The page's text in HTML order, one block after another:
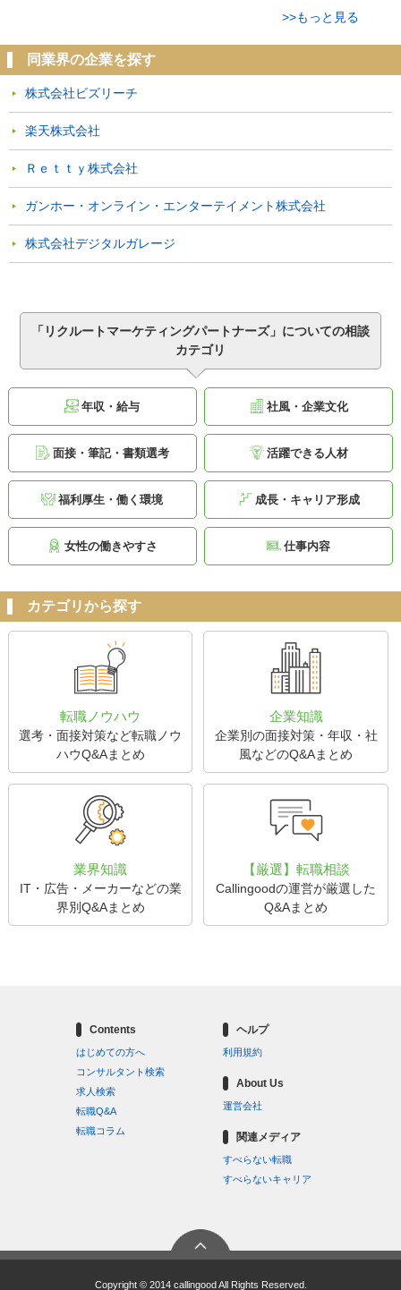
>>もっと見る
同業界の企業を探す
株式会社ビズリーチ
楽天株式会社
Ｒｅｔｔｙ株式会社
ガンホー・オンライン・エンターテイメント株式会社
株式会社デジタルガレージ
「リクルートマーケティングパートナーズ」についての相談
カテゴリ
年収・給与 社風・企業文化
面接・筆記・書類選考 活躍できる人材
福利厚生・働く環境 成長・キャリア形成
女性の働きやすさ 仕事内容
カテゴリから探す
転職ノウハウ
選考・面接対策など転職ノウ
ハウQ&Aまとめ
企業知識
企業別の面接対策・年収・社
風などのQ&Aまとめ
業界知識
IT・広告・メーカーなどの業
界別Q&Aまとめ
【厳選】転職相談
Callingoodの運営が厳選した
Q&Aまとめ
Contents
はじめての方へ
コンサルタント検索
求人検索
転職Q&A
転職コラム
ヘルプ
利用規約
About Us
運営会社
関連メディア
すべらない転職
すべらないキャリア
Copyright © 2014 callingood All Rights Reserved.